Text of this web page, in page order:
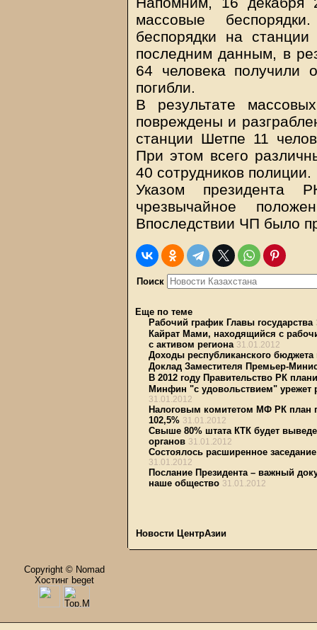
массовые
беспорядки на
последним данным, в
64 человека получили
погибли.
В результате
повреждены и
станции Шетпе 11
При этом всего
40 сотрудников полиции.
Указом президента
чрезвычайное
Впоследствии ЧП было
Поиск
Еще по теме
Рабочий график Главы государства
Кайрат Мами, находящийся с
с активом региона 31.01.2012
Доходы республиканского
Доклад Заместителя Премьер-
В 2012 году Правительство РК
Минфин "с удовольствием" урежет
31.01.2012
Налоговым комитетом МФ РК план
102,5% 31.01.2012
Свыше 80% штата КТК будет
органов 31.01.2012
Состоялось расширенное
31.01.2012
Послание Президента – важный
наше общество 31.01.2012
Новости ЦентрАзии
Copyright © Nomad
Хостинг beget